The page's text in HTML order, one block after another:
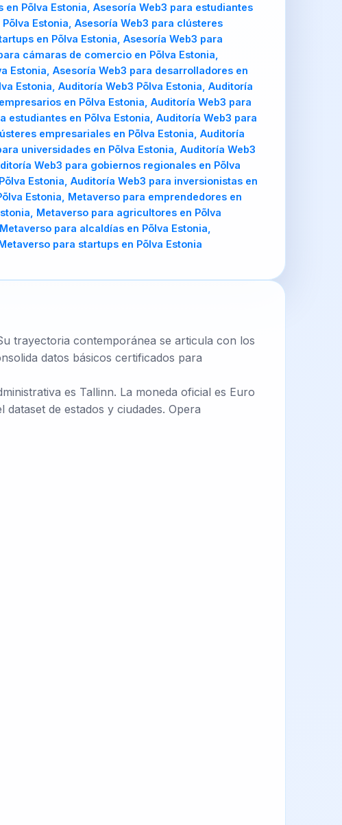
Põlva Estonia, Asesoría Web3 para estudiantes
Estonia, Asesoría Web3 para clústeres
en Põlva Estonia, Asesoría Web3 para
cámaras de comercio en Põlva Estonia,
Estonia, Asesoría Web3 para desarrolladores en
Estonia, Auditoría Web3 Põlva Estonia, Auditoría
en Põlva Estonia, Auditoría Web3 para
en Põlva Estonia, Auditoría Web3 para
empresariales en Põlva Estonia, Auditoría
universidades en Põlva Estonia, Auditoría Web3
Web3 para gobiernos regionales en Põlva
Estonia, Auditoría Web3 para inversionistas en
Estonia, Metaverso para emprendedores en
Metaverso para agricultores en Põlva
para alcaldías en Põlva Estonia,
para startups en Põlva Estonia
trayectoria contemporánea se articula con los
datos básicos certificados para
es Tallinn. La moneda oficial es Euro
de estados y ciudades. Opera